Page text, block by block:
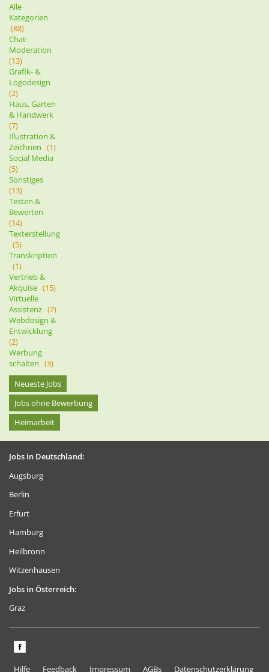
Alle
Kategorien
(88)
Chat-
Moderation
(13)
Grafik- &
Logodesign
(2)
Haus, Garten
& Handwerk
(7)
Illustration &
Zeichnen (1)
Social Media
(5)
Sonstiges
(13)
Testen &
Bewerten
(14)
Texterstellung
(5)
Transkription
(1)
Vertrieb &
Akquise (15)
Virtuelle
Assistenz (7)
Webdesign &
Entwicklung
(2)
Werbung
schalten (3)
Neueste Jobs
Jobs ohne Bewerbung
Heimarbeit
Jobs in Deutschland:
Augsburg
Berlin
Erfurt
Hamburg
Heilbronn
Witzenhausen
Jobs in Österreich:
Graz
Hilfe Feedback Impressum AGBs Datenschutzerklärung